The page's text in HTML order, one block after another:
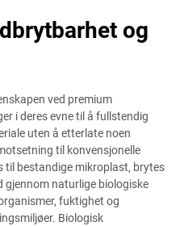
og
ved premium
i deres evne til å fullstendig
uten å etterlate noen
til konvensjonelle
til bestandige mikroplast, brytes
gjennom naturlige biologiske
fuktighet og
Biologisk